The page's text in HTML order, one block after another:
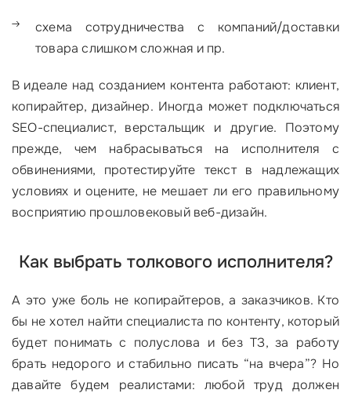
схема сотрудничества с компаний/доставки
товара слишком сложная и пр.
В идеале над созданием контента работают: клиент,
копирайтер, дизайнер. Иногда может подключаться
SEO-специалист, верстальщик и другие. Поэтому
прежде, чем набрасываться на исполнителя с
обвинениями, протестируйте текст в надлежащих
условиях и оцените, не мешает ли его правильному
восприятию прошловековый веб-дизайн.
Как выбрать толкового исполнителя?
А это уже боль не копирайтеров, а заказчиков. Кто
бы не хотел найти специалиста по контенту, который
будет понимать с полуслова и без ТЗ, за работу
брать недорого и стабильно писать “на вчера”? Но
давайте будем реалистами: любой труд должен